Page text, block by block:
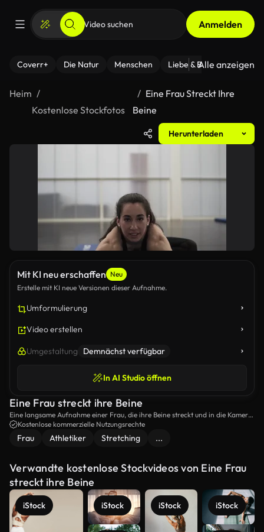
Anmelden
Coverr+ Die Natur Menschen Liebe & Beziehungen
Alle anzeigen
Heim
Kostenlose Stockfotos
Eine Frau Streckt Ihre
Beine
Herunterladen
Mit KI neu erschaffen Neu
Erstelle mit KI neue Versionen dieser Aufnahme.
Umformulierung
Video erstellen
Umgestaltung Demnächst verfügbar
In AI Studio öffnen
Eine Frau streckt ihre Beine
Eine langsame Aufnahme einer Frau, die ihre Beine streckt und in die Kamera
blickt.Kostenlose kommerzielle Nutzungsrechte
Frau Athletiker Stretching ...
Verwandte kostenlose Stockvideos von Eine Frau
streckt ihre Beine
iStock iStock iStock iStock